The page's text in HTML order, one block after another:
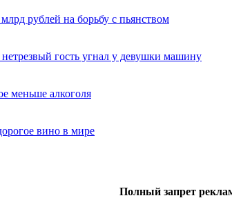
рублей на борьбу с пьянством
гость угнал у девушки машину
меньше алкоголя
вино в мире
Полный запрет